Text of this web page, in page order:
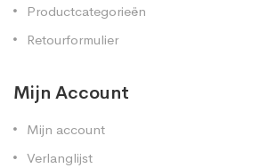
Productcategorieën
Retourformulier
Mijn Account
Mijn account
Verlanglijst